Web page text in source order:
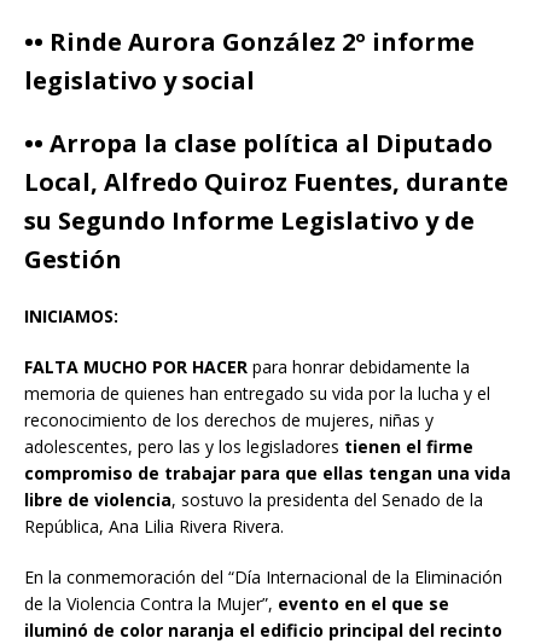
•• Rinde Aurora González 2º informe
legislativo y social
•• Arropa la clase política al Diputado
Local, Alfredo Quiroz Fuentes, durante
su Segundo Informe Legislativo y de
Gestión
INICIAMOS:
FALTA MUCHO POR HACER para honrar debidamente la
memoria de quienes han entregado su vida por la lucha y el
reconocimiento de los derechos de mujeres, niñas y
adolescentes, pero las y los legisladores tienen el firme
compromiso de trabajar para que ellas tengan una vida
libre de violencia, sostuvo la presidenta del Senado de la
República, Ana Lilia Rivera Rivera.
En la conmemoración del “Día Internacional de la Eliminación
de la Violencia Contra la Mujer”, evento en el que se
iluminó de color naranja el edificio principal del recinto